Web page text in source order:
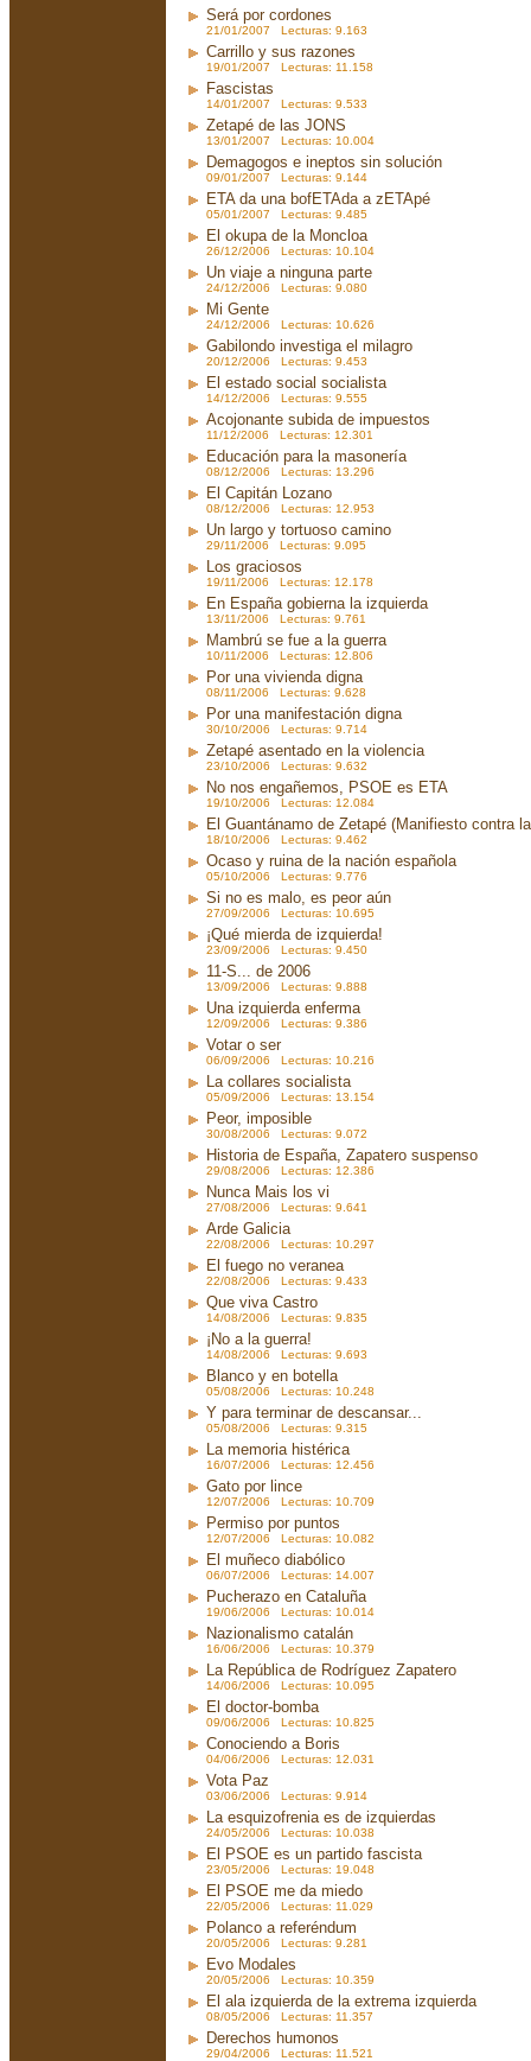
Será por cordones
21/01/2007 Lecturas: 9.163
Carrillo y sus razones
19/01/2007 Lecturas: 11.158
Fascistas
14/01/2007 Lecturas: 9.533
Zetapé de las JONS
13/01/2007 Lecturas: 10.004
Demagogos e ineptos sin solución
09/01/2007 Lecturas: 9.144
ETA da una bofETAda a zETApé
05/01/2007 Lecturas: 9.485
El okupa de la Moncloa
26/12/2006 Lecturas: 10.104
Un viaje a ninguna parte
24/12/2006 Lecturas: 9.080
Mi Gente
24/12/2006 Lecturas: 10.626
Gabilondo investiga el milagro
20/12/2006 Lecturas: 9.453
El estado social socialista
14/12/2006 Lecturas: 9.555
Acojonante subida de impuestos
11/12/2006 Lecturas: 12.301
Educación para la masonería
08/12/2006 Lecturas: 13.296
El Capitán Lozano
08/12/2006 Lecturas: 12.953
Un largo y tortuoso camino
29/11/2006 Lecturas: 9.095
Los graciosos
19/11/2006 Lecturas: 12.178
En España gobierna la izquierda
13/11/2006 Lecturas: 9.761
Mambrú se fue a la guerra
10/11/2006 Lecturas: 12.806
Por una vivienda digna
08/11/2006 Lecturas: 9.628
Por una manifestación digna
30/10/2006 Lecturas: 9.714
Zetapé asentado en la violencia
23/10/2006 Lecturas: 9.632
No nos engañemos, PSOE es ETA
19/10/2006 Lecturas: 12.084
El Guantánamo de Zetapé (Manifiesto contra
18/10/2006 Lecturas: 9.462
Ocaso y ruina de la nación española
05/10/2006 Lecturas: 9.776
Si no es malo, es peor aún
27/09/2006 Lecturas: 10.695
¡Qué mierda de izquierda!
23/09/2006 Lecturas: 9.450
11-S... de 2006
13/09/2006 Lecturas: 9.888
Una izquierda enferma
12/09/2006 Lecturas: 9.386
Votar o ser
06/09/2006 Lecturas: 10.216
La collares socialista
05/09/2006 Lecturas: 13.154
Peor, imposible
30/08/2006 Lecturas: 9.072
Historia de España, Zapatero suspenso
29/08/2006 Lecturas: 12.386
Nunca Mais los vi
27/08/2006 Lecturas: 9.641
Arde Galicia
22/08/2006 Lecturas: 10.297
El fuego no veranea
22/08/2006 Lecturas: 9.433
Que viva Castro
14/08/2006 Lecturas: 9.835
¡No a la guerra!
14/08/2006 Lecturas: 9.693
Blanco y en botella
05/08/2006 Lecturas: 10.248
Y para terminar de descansar...
05/08/2006 Lecturas: 9.315
La memoria histérica
16/07/2006 Lecturas: 12.456
Gato por lince
12/07/2006 Lecturas: 10.709
Permiso por puntos
12/07/2006 Lecturas: 10.082
El muñeco diabólico
06/07/2006 Lecturas: 14.007
Pucherazo en Cataluña
19/06/2006 Lecturas: 10.014
Nazionalismo catalán
16/06/2006 Lecturas: 10.379
La República de Rodríguez Zapatero
14/06/2006 Lecturas: 10.095
El doctor-bomba
09/06/2006 Lecturas: 10.825
Conociendo a Boris
04/06/2006 Lecturas: 12.031
Vota Paz
03/06/2006 Lecturas: 9.914
La esquizofrenia es de izquierdas
24/05/2006 Lecturas: 10.038
El PSOE es un partido fascista
23/05/2006 Lecturas: 19.048
El PSOE me da miedo
22/05/2006 Lecturas: 11.029
Polanco a referéndum
20/05/2006 Lecturas: 9.281
Evo Modales
20/05/2006 Lecturas: 10.359
El ala izquierda de la extrema izquierda
08/05/2006 Lecturas: 11.357
Derechos humonos
29/04/2006 Lecturas: 11.521